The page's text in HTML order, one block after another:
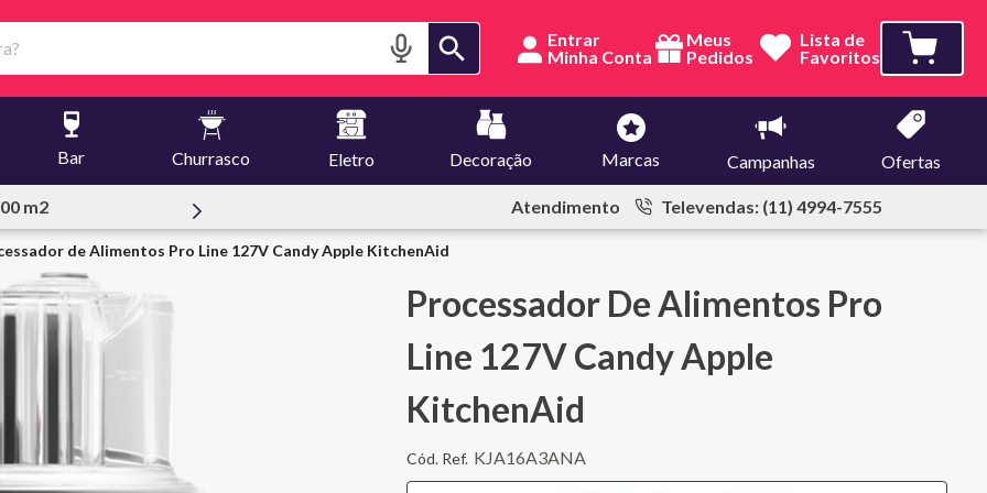
Entrar
Meus
Pedidos
Lista de
Favoritos
Bar Churrasco Eletro Decoração Marcas Campanhas Ofertas
Atendimento Televendas: (11) 4994-7555
de Alimentos Pro Line 127V Candy Apple KitchenAid
Processador De Alimentos Pro
Line 127V Candy Apple
KitchenAid
KJA16A3ANA